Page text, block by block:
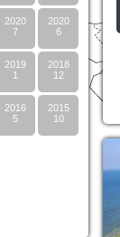
2020
7
2020
6
2019
1
2018
12
2016
5
2015
10